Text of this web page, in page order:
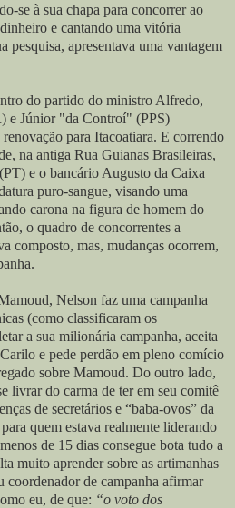
se à sua chapa para concorrer ao
e cantando uma vitória
pesquisa, apresentava uma vantagem
do partido do ministro Alfredo,
e Júnior "da Controí" (PPS)
para Itacoatiara. E correndo
na antiga Rua Guianas Brasileiras,
e o bancário Augusto da Caixa
puro-sangue, visando uma
carona na figura de homem do
o quadro de concorrentes a
composto, mas, mudanças ocorrem,
Nelson faz uma campanha
(como classificaram os
a sua milionária campanha, aceita
e pede perdão em pleno comício
sobre Mamoud. Do outro lado,
livrar do carma de ter em seu comitê
de secretários e “baba-ovos” da
quem estava realmente liderando
de 15 dias consegue bota tudo a
muito aprender sobre as artimanhas
coordenador de campanha afirmar
eu, de que: “o voto dos